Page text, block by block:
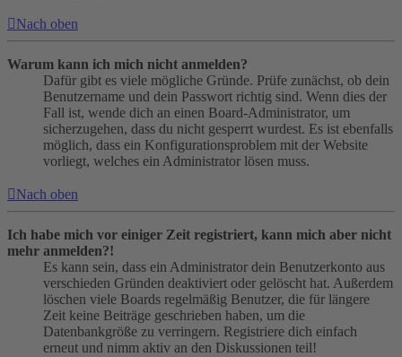
Nach oben
Warum kann ich mich nicht anmelden?
Dafür gibt es viele mögliche Gründe. Prüfe zunächst, ob dein
Benutzername und dein Passwort richtig sind. Wenn dies der
Fall ist, wende dich an einen Board-Administrator, um
sicherzugehen, dass du nicht gesperrt wurdest. Es ist ebenfalls
möglich, dass ein Konfigurationsproblem mit der Website
vorliegt, welches ein Administrator lösen muss.
Nach oben
Ich habe mich vor einiger Zeit registriert, kann mich aber nicht
mehr anmelden?!
Es kann sein, dass ein Administrator dein Benutzerkonto aus
verschieden Gründen deaktiviert oder gelöscht hat. Außerdem
löschen viele Boards regelmäßig Benutzer, die für längere
Zeit keine Beiträge geschrieben haben, um die
Datenbankgröße zu verringern. Registriere dich einfach
erneut und nimm aktiv an den Diskussionen teil!